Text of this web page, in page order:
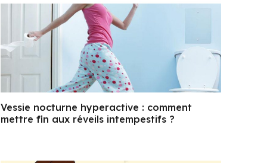
Vessie nocturne hyperactive : comment
mettre fin aux réveils intempestifs ?